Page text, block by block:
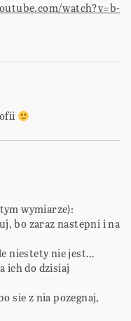
watch?v=b-
wymiarze):
bo zaraz nastepni i na
niestety nie jest…
ich do dzisiaj
sie z nia pozegnaj,